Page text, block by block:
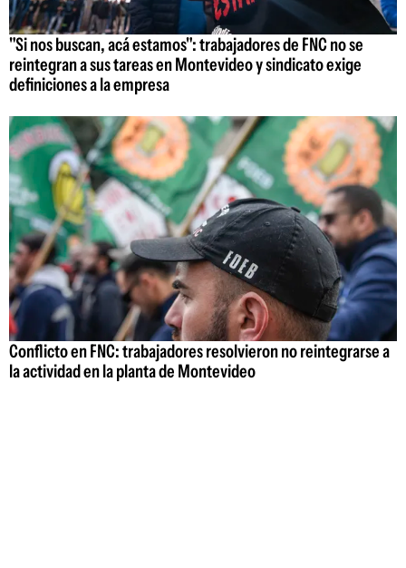
"Si nos buscan, acá estamos": trabajadores de FNC no se
reintegran a sus tareas en Montevideo y sindicato exige
definiciones a la empresa
Conflicto en FNC: trabajadores resolvieron no reintegrarse a
la actividad en la planta de Montevideo